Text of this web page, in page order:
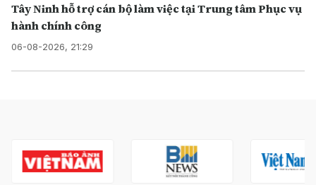
Tây Ninh hỗ trợ cán bộ làm việc tại Trung tâm Phục vụ
hành chính công
06-08-2026, 21:29